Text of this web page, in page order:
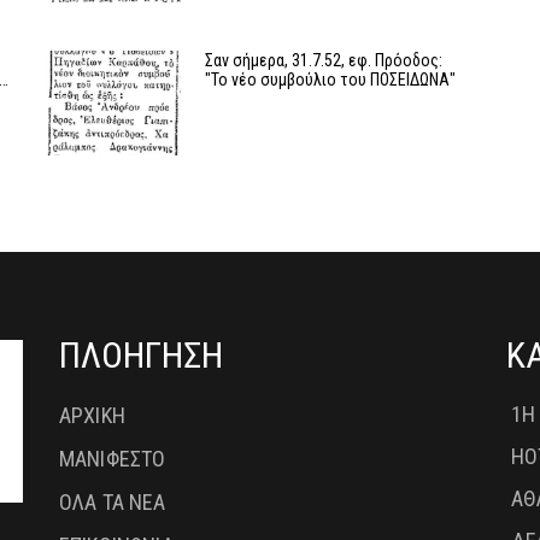
Σαν σήμερα, 31.7.52, εφ. Πρόοδος:
"Το νέο συμβούλιο του ΠΟΣΕΙΔΩΝΑ"
ΠΛΟΗΓΗΣΗ
ΑΡΧΙΚΗ
ΜΑΝΙΦΕΣΤΟ
ΟΛΑ ΤΑ ΝΕΑ
1Η